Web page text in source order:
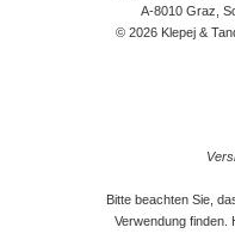
A-8010 Graz,
© 2026 Klepej &
Bitte beachten Sie,
Verwendung finden.